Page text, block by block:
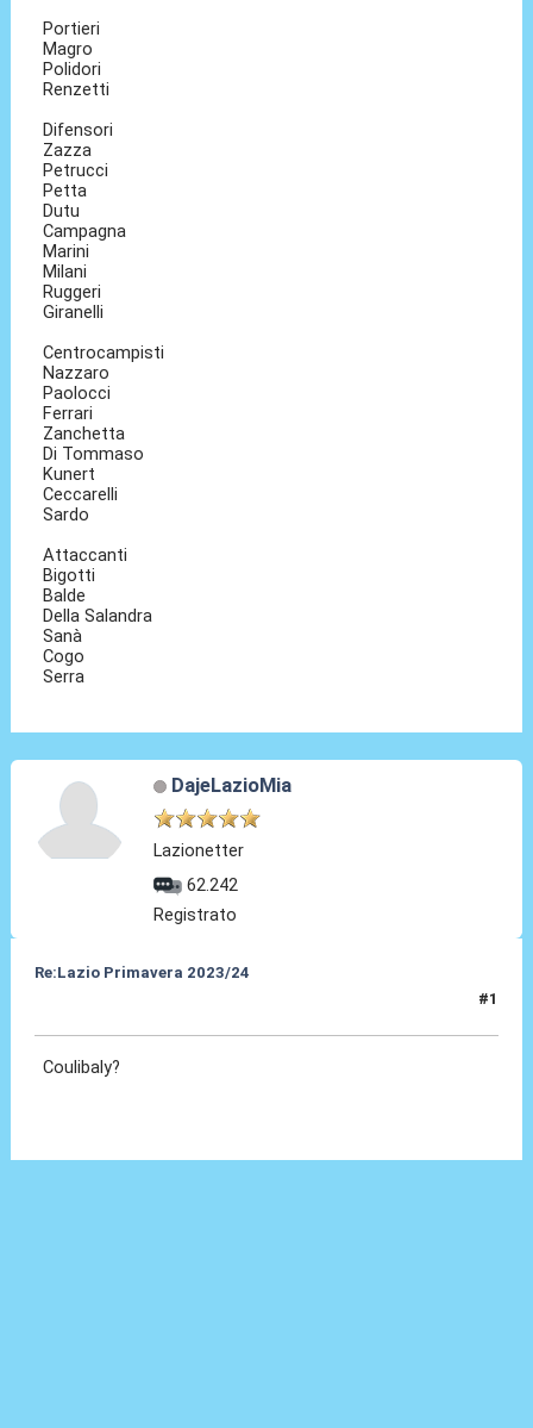
Portieri
Magro
Polidori
Renzetti
Difensori
Zazza
Petrucci
Petta
Dutu
Campagna
Marini
Milani
Ruggeri
Giranelli
Centrocampisti
Nazzaro
Paolocci
Ferrari
Zanchetta
Di Tommaso
Kunert
Ceccarelli
Sardo
Attaccanti
Bigotti
Balde
Della Salandra
Sanà
Cogo
Serra
DajeLazioMia
Lazionetter
62.242
Registrato
Re:Lazio Primavera 2023/24
#1
Coulibaly?